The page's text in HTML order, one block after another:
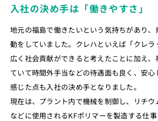
入社の決め手は「働きやすさ」
地元の福島で働きたいという気持ちがあり
動をしていました。クレハといえば「クレラ
広く社会貢献ができると考えたことに加え
ていて時間外手当などの待遇面も良く、安心
感じた点も入社の決め手となりました。
現在は、プラント内で機械を制御し、リチ
などに使用されるKFポリマーを製造する仕